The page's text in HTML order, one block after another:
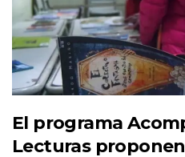
El programa
Lecturas